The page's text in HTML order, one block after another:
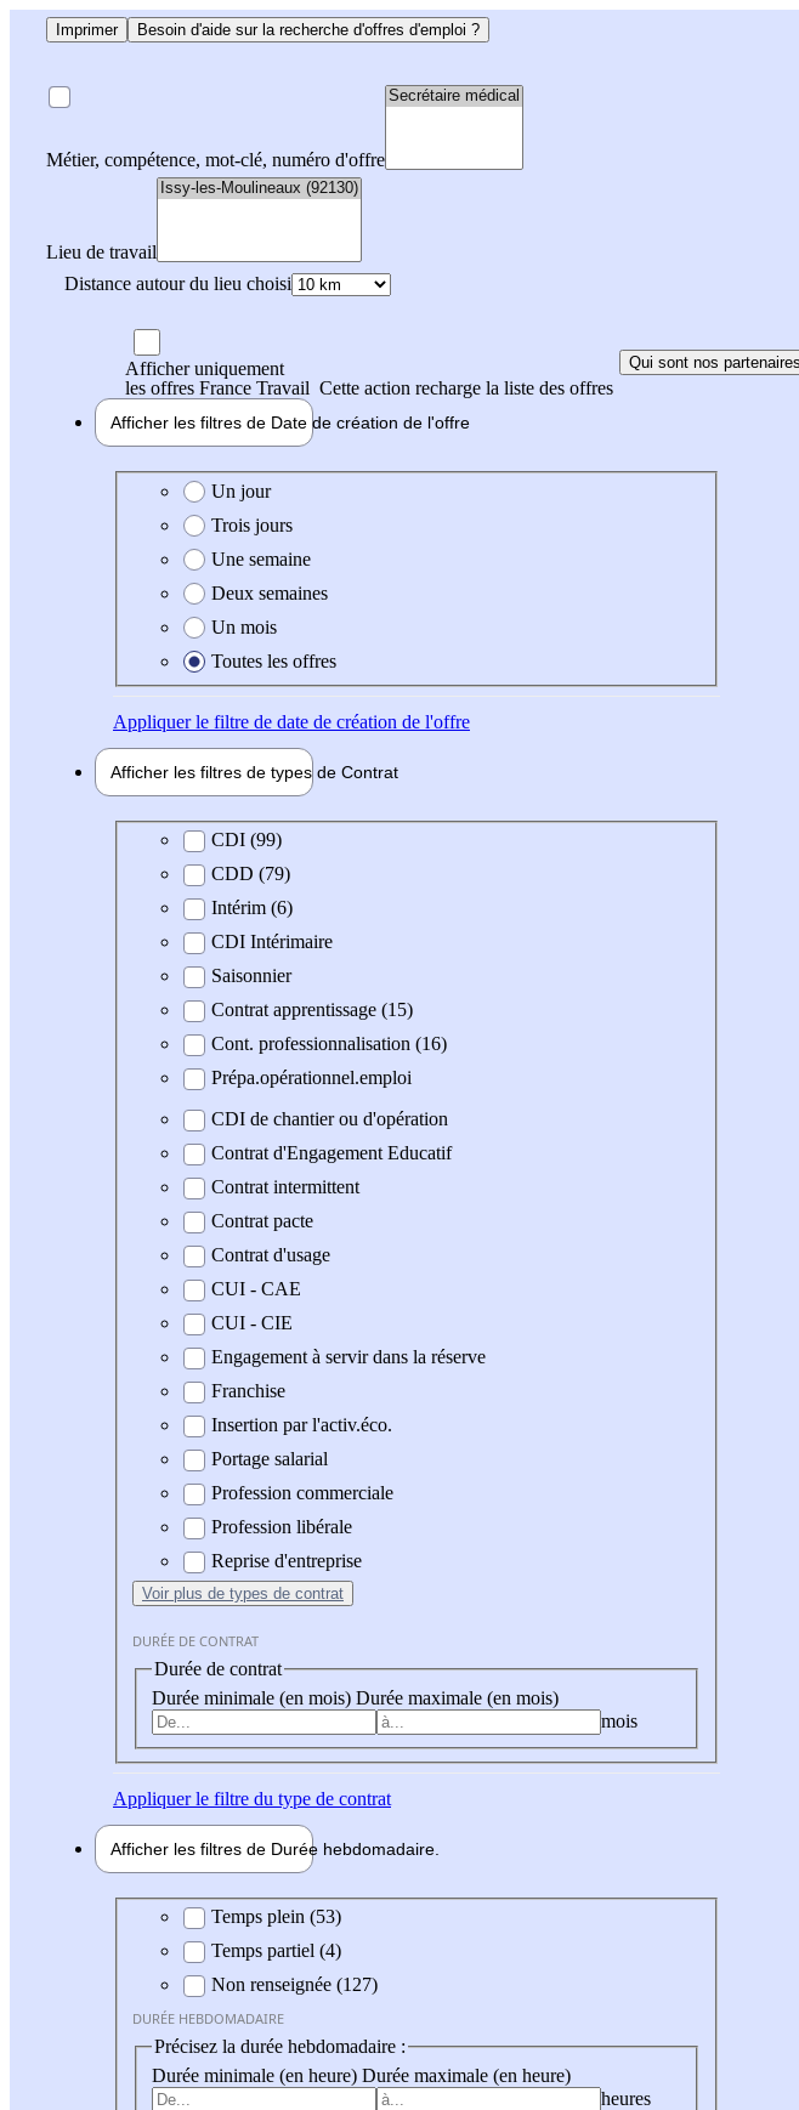
Imprimer Besoin d'aide sur la recherche d'offres d'emploi ?
Métier, compétence, mot-clé, numéro d'offre
Lieu de travail
Distance autour du lieu choisi
Afficher uniquement
les offres France Travail Cette action recharge la liste des offres
Qui sont nos
Afficher les filtres de Date de création de l'offre
Date de création de l'offre
Un jour
Trois jours
Une semaine
Deux semaines
Un mois
Toutes les offres
Appliquerle filtre de date de création de l'offre
Afficher les filtres de types de Contrat
Type de contratCDI (99)
CDD (79)
Intérim (6)
CDI Intérimaire
Saisonnier
Contrat apprentissage (15)
Cont. professionnalisation (16)
Prépa.opérationnel.emploi
CDI de chantier ou d'opération
Contrat d'Engagement Educatif
Contrat intermittent
Contrat pacte
Contrat d'usage
CUI - CAE
CUI - CIE
Engagement à servir dans la réserve
Franchise
Insertion par l'activ.éco.
Portage salarial
Profession commerciale
Profession libérale
Reprise d'entreprise
Voir plus de types de contrat
DURÉE DE CONTRAT
Durée de contrat
Durée minimale (en mois) Durée maximale (en mois)
mois
Appliquerle filtre du type de contrat
Afficher les filtres de Durée hebdomadaire
Durée hebdomadaire
Temps plein (53)
Temps partiel (4)
Non renseignée (127)
DURÉE HEBDOMADAIRE
Précisez la durée hebdomadaire :
Durée minimale (en heure) Durée maximale (en heure)
heures